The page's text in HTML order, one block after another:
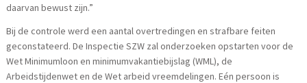
daarvan bewust zijn.”
Bij de controle werd een aantal overtredingen en strafbare feiten
geconstateerd. De Inspectie SZW zal onderzoeken opstarten voor de
Wet Minimumloon en minimumvakantiebijslag (WML), de
Arbeidstijdenwet en de Wet arbeid vreemdelingen. Eén persoon is